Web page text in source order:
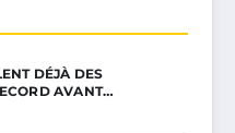
DÉJÀ DES
AVANT…